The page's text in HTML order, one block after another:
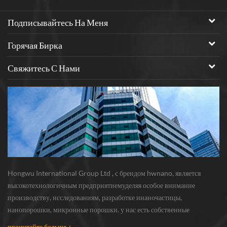
Подписывайтесь На Меня
Горячая Бирка
Свяжитесь С Нами
Hongwu International Group Ltd , с брендом hwnano, является
высокотехнологичным предприятиемуделяя особое внимание
производству, исследованиям, разработке инаночастицы,
нанопорошки, микронные порошки. у нас есть собственные